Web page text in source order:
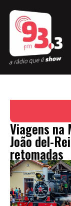
Viagens na
João del-
retomadas